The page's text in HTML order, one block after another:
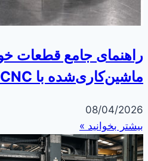
راهنمای جامع قطعات
ماشین‌کاری‌شده با CNC با دقت بالا
08/04/2026
بیشتر بخوانید »